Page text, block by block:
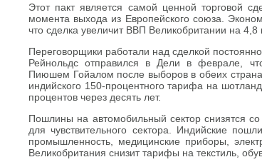
Этот пакт является самой ценной торговой
момента выхода из Европейского союза.
что сделка увеличит ВВП Великобритании на 4,8
Переговорщики работали над сделкой
Рейнольдс отправился в Дели в феврале,
Пиюшем Гойалом после выборов в обеих
индийского 150-процентного тарифа на
процентов через десять лет.
Пошлины на автомобильный сектор снизятся
для чувствительного сектора. Индийские
промышленность, медицинские приборы,
Великобритания снизит тарифы на текстиль,